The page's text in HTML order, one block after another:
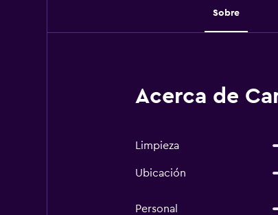
Sobre
Acerca de
Limpieza
Ubicación
Personal